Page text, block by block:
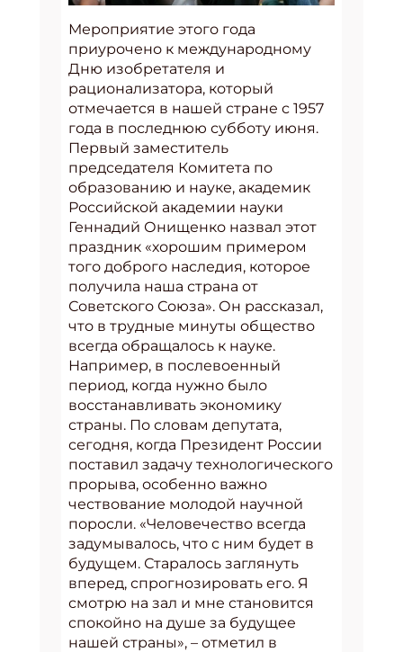
Мероприятие этого года
приурочено к международному
Дню изобретателя и
рационализатора, который
отмечается в нашей стране с 1957
года в последнюю субботу июня.
Первый заместитель
председателя Комитета по
образованию и науке, академик
Российской академии науки
Геннадий Онищенко назвал этот
праздник «хорошим примером
того доброго наследия, которое
получила наша страна от
Советского Союза». Он рассказал,
что в трудные минуты общество
всегда обращалось к науке.
Например, в послевоенный
период, когда нужно было
восстанавливать экономику
страны. По словам депутата,
сегодня, когда Президент России
поставил задачу технологического
прорыва, особенно важно
чествование молодой научной
поросли. «Человечество всегда
задумывалось, что с ним будет в
будущем. Старалось заглянуть
вперед, спрогнозировать его. Я
смотрю на зал и мне становится
спокойно на душе за будущее
нашей страны», – отметил в